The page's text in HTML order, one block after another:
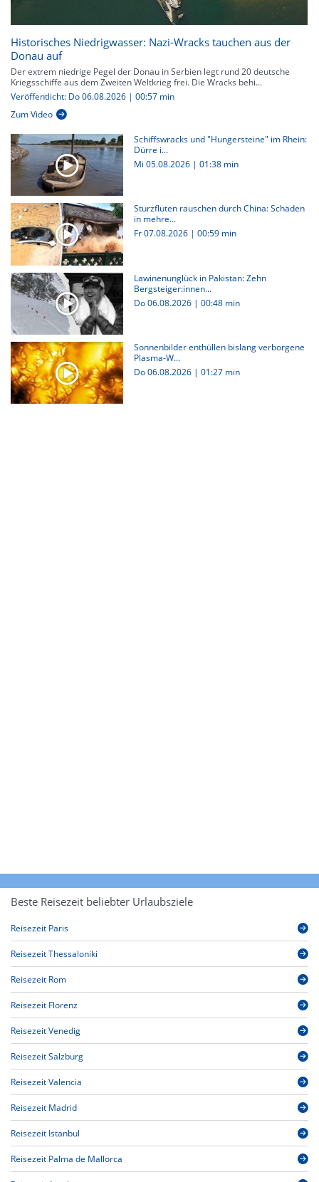
Historisches Niedrigwasser: Nazi-Wracks tauchen aus der
Donau auf
Der extrem niedrige Pegel der Donau in Serbien legt rund 20 deutsche
Kriegsschiffe aus dem Zweiten Weltkrieg frei. Die Wracks behi...
Veröffentlicht: Do 06.08.2026 | 00:57 min
Zum Video
Schiffswracks und "Hungersteine" im Rhein:
Dürre i...
Mi 05.08.2026 | 01:38 min
Sturzfluten rauschen durch China: Schäden
in mehre...
Fr 07.08.2026 | 00:59 min
Lawinenunglück in Pakistan: Zehn
Bergsteiger:innen...
Do 06.08.2026 | 00:48 min
Sonnenbilder enthüllen bislang verborgene
Plasma-W...
Do 06.08.2026 | 01:27 min
Beste Reisezeit beliebter Urlaubsziele
Reisezeit Paris
Reisezeit Thessaloniki
Reisezeit Rom
Reisezeit Florenz
Reisezeit Venedig
Reisezeit Salzburg
Reisezeit Valencia
Reisezeit Madrid
Reisezeit Istanbul
Reisezeit Palma de Mallorca